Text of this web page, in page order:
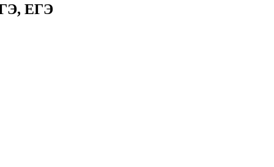
ЕГЭ